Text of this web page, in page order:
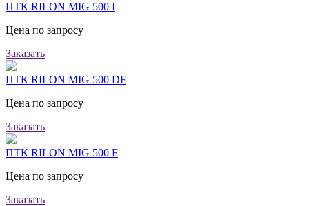
ПТК RILON MIG 500 I
Цена по запросу
Заказать
ПТК RILON MIG 500 DF
Цена по запросу
Заказать
ПТК RILON MIG 500 F
Цена по запросу
Заказать